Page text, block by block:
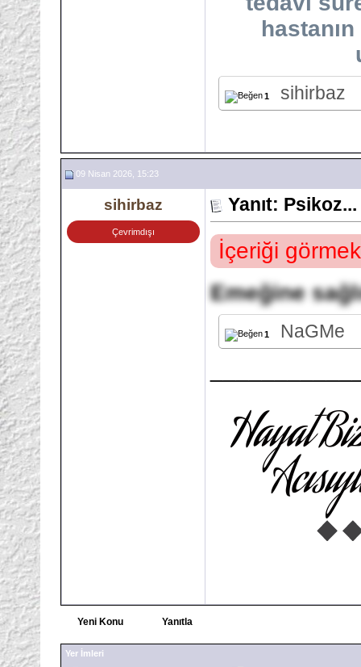
1 sihirbaz
09 Nisan 2026, 15:23
sihirbaz
Çevrimdışı
Yanıt: Psikoz...
İçeriği
Emeğine
1 NaGMe
Yeni Konu Yanıtla
Yer İmleri